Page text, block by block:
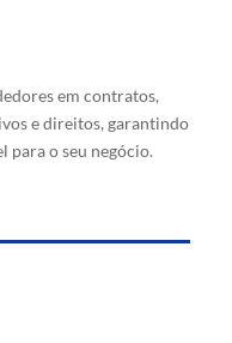
em contratos,
e direitos, garantindo
para o seu negócio.
de ativos
e crescimento
negócio.